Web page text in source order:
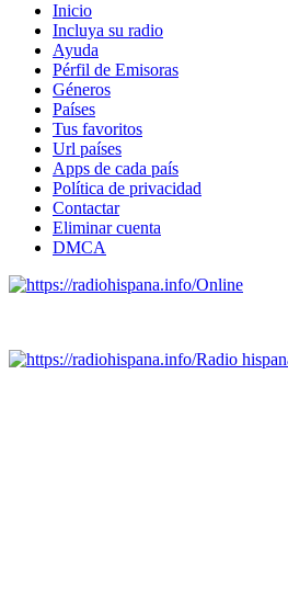
Inicio
Incluya su radio
Ayuda
Pérfil de Emisoras
Géneros
Países
Tus favoritos
Url países
Apps de cada país
Política de privacidad
Contactar
Eliminar cuenta
DMCA
Online
Radio